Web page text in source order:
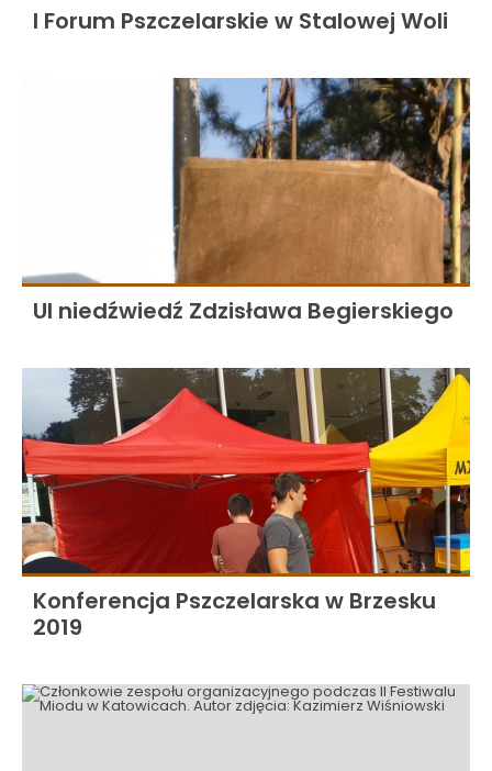
I Forum Pszczelarskie w Stalowej Woli
Ul niedźwiedź Zdzisława Begierskiego
Konferencja Pszczelarska w Brzesku
2019